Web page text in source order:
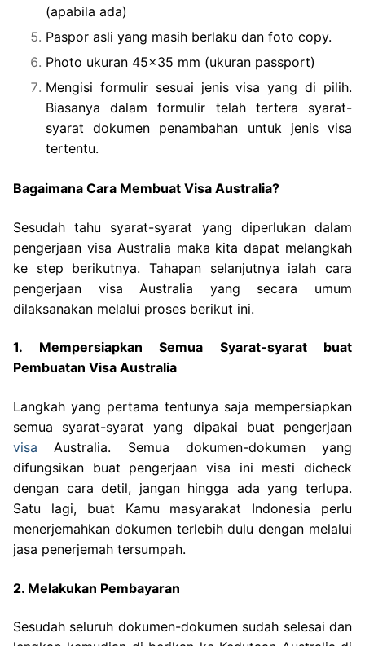
(apabila ada)
Paspor asli yang masih berlaku dan foto copy.
Photo ukuran 45×35 mm (ukuran passport)
Mengisi formulir sesuai jenis visa yang di pilih.
Biasanya dalam formulir telah tertera syarat-
syarat dokumen penambahan untuk jenis visa
tertentu.
Bagaimana Cara Membuat Visa Australia?
Sesudah tahu syarat-syarat yang diperlukan dalam
pengerjaan visa Australia maka kita dapat melangkah
ke step berikutnya. Tahapan selanjutnya ialah cara
pengerjaan visa Australia yang secara umum
dilaksanakan melalui proses berikut ini.
1. Mempersiapkan Semua Syarat-syarat buat
Pembuatan Visa Australia
Langkah yang pertama tentunya saja mempersiapkan
semua syarat-syarat yang dipakai buat pengerjaan
visa Australia. Semua dokumen-dokumen yang
difungsikan buat pengerjaan visa ini mesti dicheck
dengan cara detil, jangan hingga ada yang terlupa.
Satu lagi, buat Kamu masyarakat Indonesia perlu
menerjemahkan dokumen terlebih dulu dengan melalui
jasa penerjemah tersumpah.
2. Melakukan Pembayaran
Sesudah seluruh dokumen-dokumen sudah selesai dan